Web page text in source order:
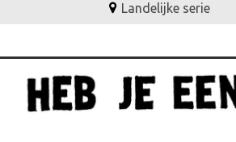
Landelijke serie